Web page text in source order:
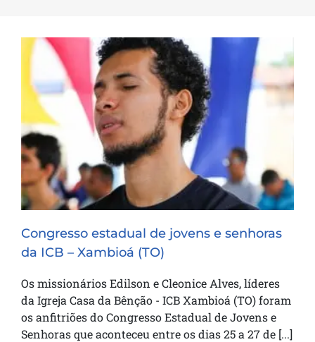
Congresso estadual de jovens e
senhoras da ICB – Xambioá (TO)
Congresso estadual de jovens e senhoras
da ICB – Xambioá (TO)
Os missionários Edilson e Cleonice Alves, líderes
da Igreja Casa da Bênção - ICB Xambioá (TO) foram
os anfitriões do Congresso Estadual de Jovens e
Senhoras que aconteceu entre os dias 25 a 27 de [...]